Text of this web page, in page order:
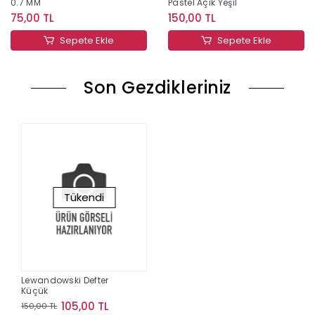
0.7 MM
75,00 TL
Sepete Ekle
Pastel Açık Yeşil
150,00 TL
Sepete Ekle
Son Gezdikleriniz
Tükendi
Lewandowski Defter
Küçük
150,00 TL 105,00 TL